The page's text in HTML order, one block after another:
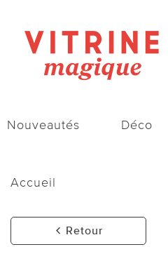
Nouveautés Déco
Accueil
Retour